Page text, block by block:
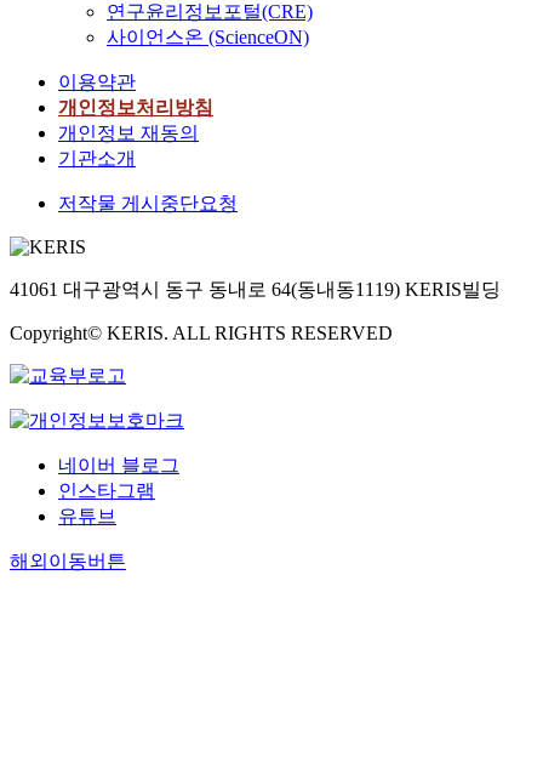
연구윤리정보포털(CRE)
사이언스온 (ScienceON)
이용약관
개인정보처리방침
개인정보 재동의
기관소개
저작물 게시중단요청
41061 대구광역시 동구 동내로 64(동내동1119) KERIS빌딩
Copyright© KERIS. ALL RIGHTS RESERVED
네이버 블로그
인스타그램
유튜브
해외이동버튼